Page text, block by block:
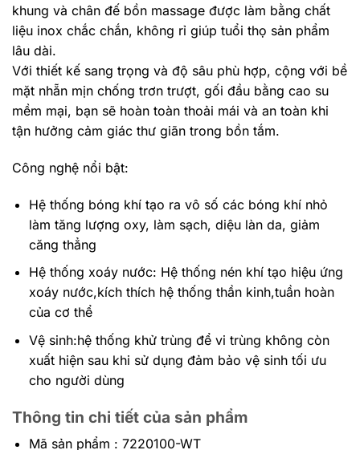
khung và chân đế bồn massage được làm bằng chất
liệu inox chắc chắn, không rỉ giúp tuổi thọ sản phẩm
lâu dài.
Với thiết kế sang trọng và độ sâu phù hợp, cộng với bề
mặt nhẵn mịn chống trơn trượt, gối đầu bằng cao su
mềm mại, bạn sẽ hoàn toàn thoải mái và an toàn khi
tận hưởng cảm giác thư giãn trong bồn tắm.
Công nghệ nổi bật:
Hệ thống bóng khí tạo ra vô số các bóng khí nhỏ
làm tăng lượng oxy, làm sạch, diệu làn da, giảm
căng thẳng
Hệ thống xoáy nước: Hệ thống nén khí tạo hiệu ứng
xoáy nước,kích thích hệ thống thần kinh,tuần hoàn
của cơ thể
Vệ sinh:hệ thống khử trùng để vi trùng không còn
xuất hiện sau khi sử dụng đảm bảo vệ sinh tối ưu
cho người dùng
Thông tin chi tiết của sản phẩm
Mã sản phẩm : 7220100-WT